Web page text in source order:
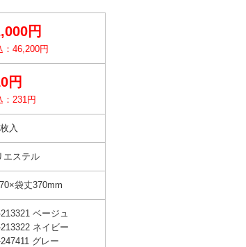
円
：46,200円
円
：231円
入
エステル
袋丈370mm
ベージュ
ネイビー
グレー